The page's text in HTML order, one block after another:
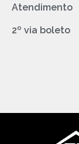
Atendimento
2º via boleto